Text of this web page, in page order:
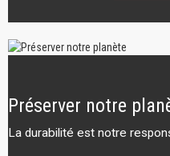
Préserver notre
La durabilité est notre